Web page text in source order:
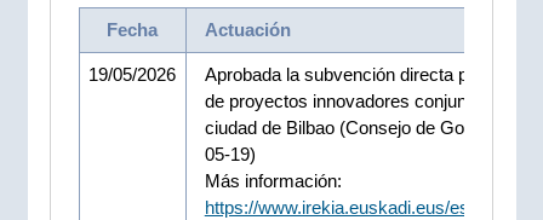
Fecha Actuación
19/05/2026
Aprobada la subvención directa para el
de proyectos innovadores conjuntos en la
ciudad de Bilbao (Consejo de Gobierno
05-19)
Más información:
https://www.irekia.euskadi.eus/es/news/